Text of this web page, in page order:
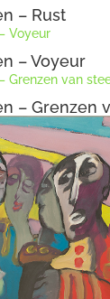
– Rust
– Voyeur
– Grenzen